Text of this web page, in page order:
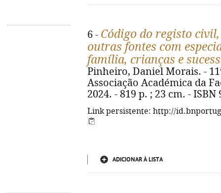
6 - Código do registo
outras fontes com
família, crianças e
Pinheiro, Daniel Morais. -
Associação Académica da
2024. - 819 p. ; 23 cm. - ISBN
Link persistente: http://
ADICIONAR À LISTA